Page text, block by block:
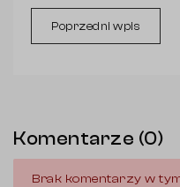
Poprzedni wpis
Komentarze (0)
Brak komentarzy w